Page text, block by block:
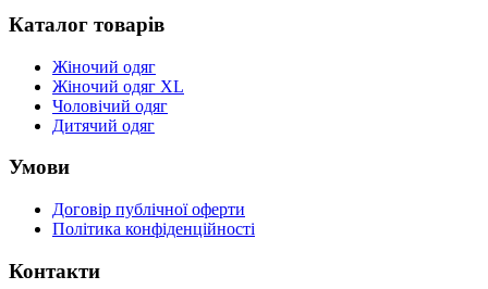
Каталог товарів
Жіночий одяг
Жіночий одяг XL
Чоловічий одяг
Дитячий одяг
Умови
Договір публічної оферти
Політика конфіденційності
Контакти